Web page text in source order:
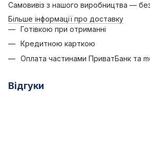
Самовивіз з нашого виробництва —
Більше інформації про доставку
Готівкою при отриманні
Кредитною карткою
Оплата частинами ПриватБанк та
Відгуки